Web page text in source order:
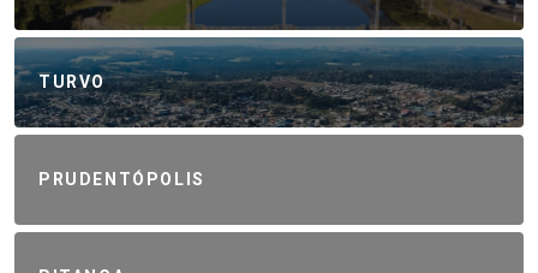
TURVO
PRUDENTÓPOLIS